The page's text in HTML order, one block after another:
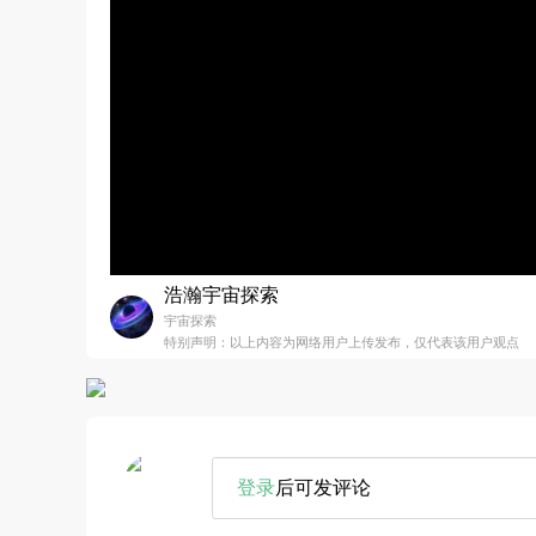
浩瀚宇宙探索
宇宙探索
特别声明：以上内容为网络用户上传发布，仅代表该用户观点
登录后可发评论